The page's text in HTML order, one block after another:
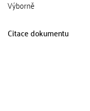
Výborně
Citace dokumentu